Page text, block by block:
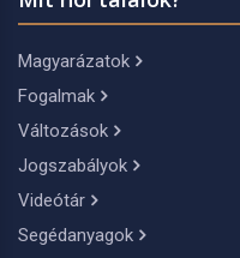
Magyarázatok
Fogalmak
Változások
Jogszabályok
Videótár
Segédanyagok